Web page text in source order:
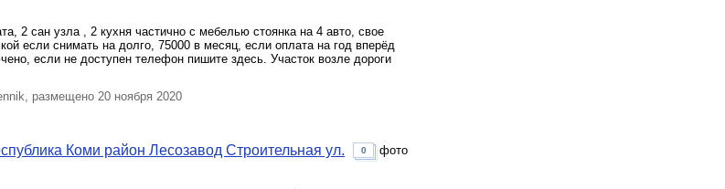
2 сан узла , 2 кухня частично с мебелью стоянка на 4 авто, свое
если снимать на долго, 75000 в месяц, если оплата на год вперёд
если не доступен телефон пишите здесь. Участок возле дороги
размещено 20 ноября 2020
Коми район Лесозавод Строительная ул.
0 фото